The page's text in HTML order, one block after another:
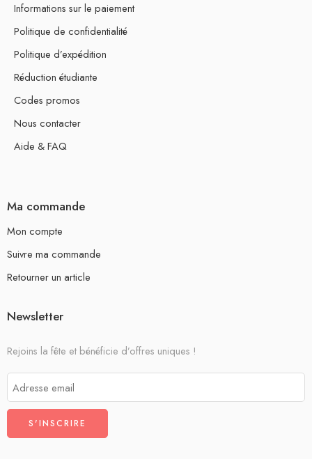
Informations sur le paiement
Politique de confidentialité
Politique d’expédition
Réduction étudiante
Codes promos
Nous contacter
Aide & FAQ
Ma commande
Mon compte
Suivre ma commande
Retourner un article
Newsletter
Rejoins la fête et bénéficie d’offres uniques !